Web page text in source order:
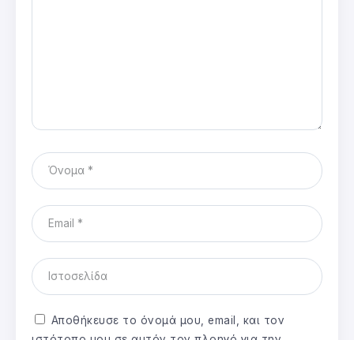
Αποθήκευσε το όνομά μου, email, και τον